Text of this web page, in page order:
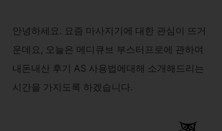
안녕하세요. 요즘 마사지기에 대한 관심이 뜨거
운데요, 오늘은 메디큐브 부스터프로에 관하여
내돈내산 후기 AS 사용법에대해 소개해드리는
시간을 가지도록 하겠습니다.